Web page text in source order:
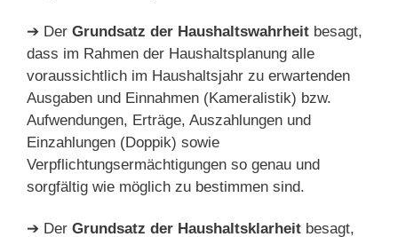
➔ Der Grundsatz der Haushaltswahrheit besagt,
dass im Rahmen der Haushaltsplanung alle
voraussichtlich im Haushaltsjahr zu erwartenden
Ausgaben und Einnahmen (Kameralistik) bzw.
Aufwendungen, Erträge, Auszahlungen und
Einzahlungen (Doppik) sowie
Verpflichtungsermächtigungen so genau und
sorgfältig wie möglich zu bestimmen sind.
➔ Der Grundsatz der Haushaltsklarheit besagt,